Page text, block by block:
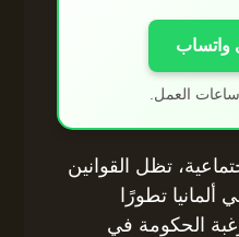
واتساب
العمل.
تظل القوانين
ألمانيا تطورًا
الحكومة في